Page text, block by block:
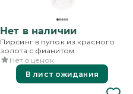
Нет в наличии
Пирсинг в пупок из красного
золота с фианитом
Нет оценок
В лист ожидания